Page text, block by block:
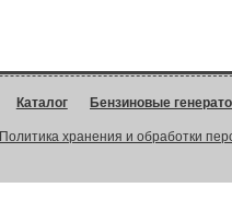
Каталог Бензиновые
Политика хранения и обработки